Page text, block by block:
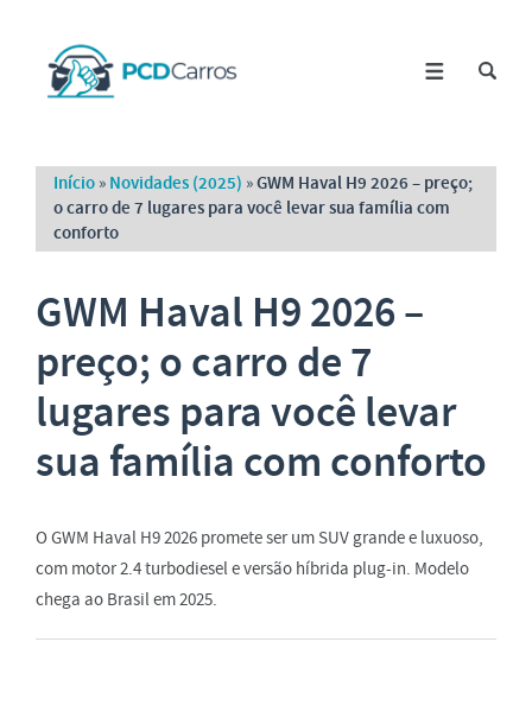
Início » Novidades (2025) »GWM Haval H9 2026 – preço;
o carro de 7 lugares para você levar sua família com
conforto
GWM Haval H9 2026 –
preço; o carro de 7
lugares para você levar
sua família com conforto
O GWM Haval H9 2026 promete ser um SUV grande e luxuoso,
com motor 2.4 turbodiesel e versão híbrida plug-in. Modelo
chega ao Brasil em 2025.